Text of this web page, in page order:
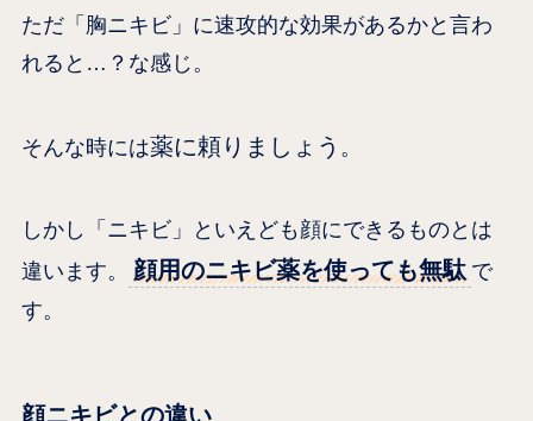
ただ「胸ニキビ」に速攻的な効果があるかと言わ
れると…？な感じ。
そんな時には薬に頼りましょう 。
しかし「ニキビ」といえども顔にできるものとは
違います。
顔用のニキビ薬を使っても無駄 で
す。
顔ニキビとの違い